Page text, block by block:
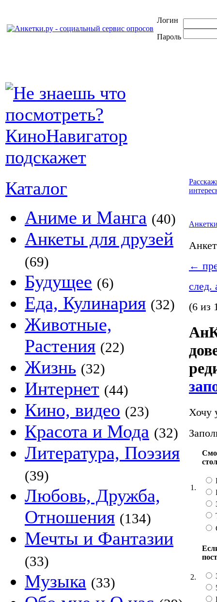
Логин
Пароль
Каталог
Аниме и Манга (40)
Анкеты для друзей
(69)
Будущее (6)
Еда, Кулинария (32)
Животные,
Растения (22)
Жизнь (32)
Интернет (44)
Кино, видео (23)
Красота и Мода (32)
Литература, Поэзия
(39)
Любовь, Дружба,
Отношения (134)
Мечты и Фантазии
(33)
Музыка (33)
←
след.
(6 из
Хочу
1.
2.